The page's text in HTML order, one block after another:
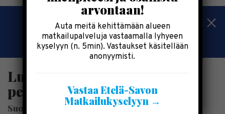
Kesälomatärpit »
Saimaalla-kesälehti »
Lusto Punkaharjulla on koko
perheen museo
Suomen Metsämuseo Lusto
arvontaan!
Auta meitä kehittämään alueen
matkailupalveluja vastaamalla lyhyeen
kyselyyn (n. 5min). Vastaukset käsitellään
anonyymisti.
Vastaa Etelä-Savon
Matkailukyselyyn →